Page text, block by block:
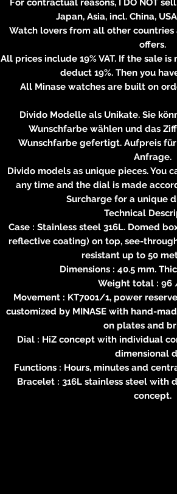
For contractual reasons, I DO NOT
Japan, Asia, incl. China,
Watch lovers from all other countries
offers.
All prices include 19% VAT. If the sale
deduct 19%. Then you
All Minase watches are built on
Divido Modelle als Unikate. Sie
Wunschfarbe wählen und das
Wunschfarbe gefertigt. Aufpreis
Anfrage.
Divido models as unique pieces. You
any time and the dial is made
Surcharge for a unique
Technical
Case : Stainless steel 316L. Domed
reflective coating) on top, see-
resistant up to 50
Dimensions : 40.5 mm.
Weight total : 96
Movement : KT7001/1, power
customized by MINASE with hand-
on plates and
Dial : HiZ concept with individual
dimensional
Functions : Hours, minutes and
Bracelet : 316L stainless steel with
concept.